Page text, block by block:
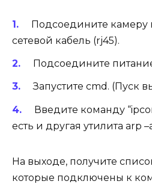
Подсоедините камеру
сетевой кабель (rj45).
Подсоедините
Запустите cmd. (Пуск
Введите команду
есть и другая утилита arp
На выходе, получите
которые подключены к